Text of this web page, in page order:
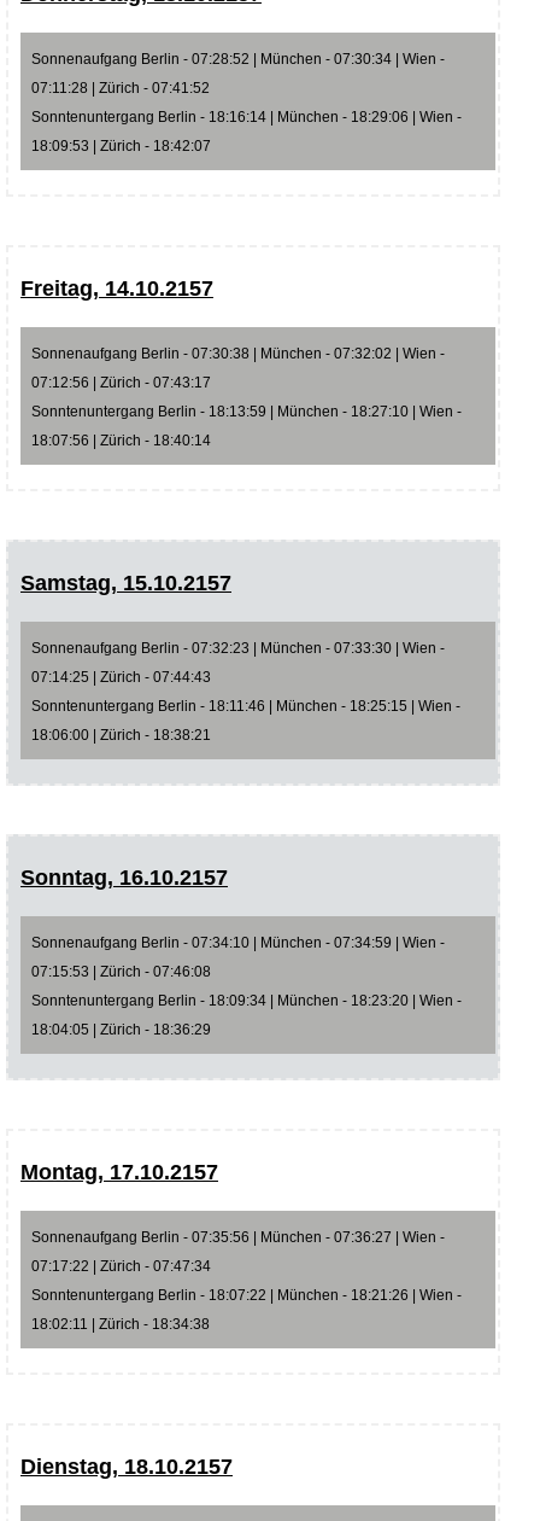
Sonnenaufgang Berlin - 07:28:52 | München - 07:30:34 | Wien -
07:11:28 | Zürich - 07:41:52
Sonntenuntergang Berlin - 18:16:14 | München - 18:29:06 | Wien -
18:09:53 | Zürich - 18:42:07
Freitag, 14.10.2157
Sonnenaufgang Berlin - 07:30:38 | München - 07:32:02 | Wien -
07:12:56 | Zürich - 07:43:17
Sonntenuntergang Berlin - 18:13:59 | München - 18:27:10 | Wien -
18:07:56 | Zürich - 18:40:14
Samstag, 15.10.2157
Sonnenaufgang Berlin - 07:32:23 | München - 07:33:30 | Wien -
07:14:25 | Zürich - 07:44:43
Sonntenuntergang Berlin - 18:11:46 | München - 18:25:15 | Wien -
18:06:00 | Zürich - 18:38:21
Sonntag, 16.10.2157
Sonnenaufgang Berlin - 07:34:10 | München - 07:34:59 | Wien -
07:15:53 | Zürich - 07:46:08
Sonntenuntergang Berlin - 18:09:34 | München - 18:23:20 | Wien -
18:04:05 | Zürich - 18:36:29
Montag, 17.10.2157
Sonnenaufgang Berlin - 07:35:56 | München - 07:36:27 | Wien -
07:17:22 | Zürich - 07:47:34
Sonntenuntergang Berlin - 18:07:22 | München - 18:21:26 | Wien -
18:02:11 | Zürich - 18:34:38
Dienstag, 18.10.2157